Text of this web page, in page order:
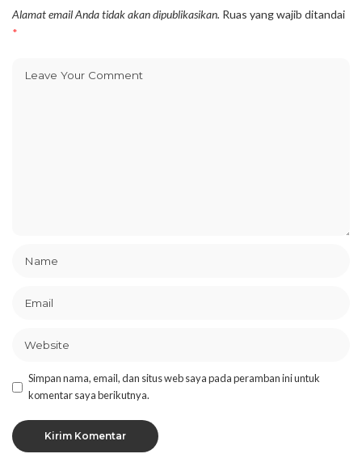
Alamat email Anda tidak akan dipublikasikan. Ruas yang wajib ditandai
*
Simpan nama, email, dan situs web saya pada peramban ini untuk
komentar saya berikutnya.